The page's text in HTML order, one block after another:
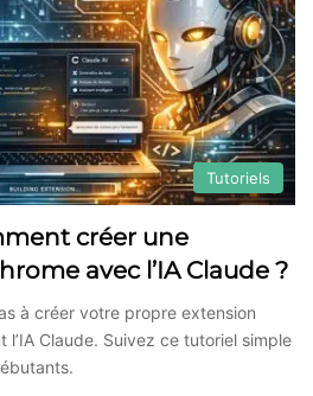
Tutoriels
créer une
avec l’IA Claude ?
à créer votre propre extension
l’IA Claude. Suivez ce tutoriel simple